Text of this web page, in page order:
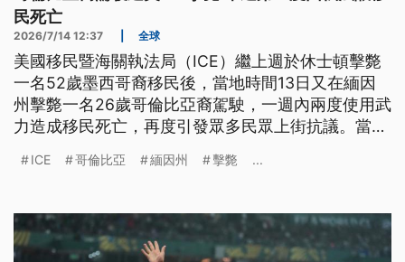
民死亡
2026/7/14 12:37 全球
美國移民暨海關執法局（ICE）繼上週於休士頓擊斃
一名52歲墨西哥裔移民後，當地時間13日又在緬因
州擊斃一名26歲哥倫比亞裔駕駛，一週內兩度使用武
力造成移民死亡，再度引發眾多民眾上街抗議。當地
ICE 哥倫比亞 緬因州 擊斃 ...